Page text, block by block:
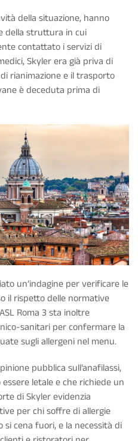
della situazione, hanno
della struttura in cui
contattato i servizi di
Skyler era già priva di
rianimazione e il trasporto
è deceduta prima di
un’indagine per verificare le
il rispetto delle normative
Roma 3 sta inoltre
sanitari per confermare la
sugli allergeni nel menu.
pubblica sull’anafilassi,
letale e che richiede un
di Skyler evidenzia
per chi soffre di allergie
cena fuori, e la necessità di